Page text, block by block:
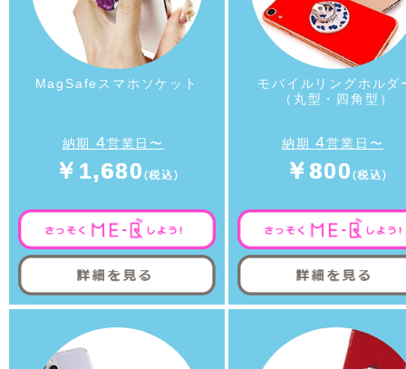
MagSafeスマホソケット
納期 4営業日〜
￥1,680
モバイルリングホルダ
（丸型・四角型）
納期4営業日〜
￥800